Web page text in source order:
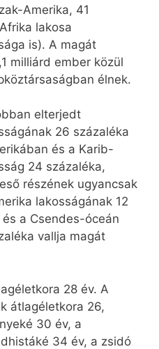
Amerika, 41
lakosa
is). A magát
milliárd ember közül
élnek.
elterjedt
26 százaléka
és a Karib-
24 százaléka,
részének ugyancsak
lakosságának 12
a Csendes-óceán
vallja magát
28 év. A
átlagéletkora 26,
30 év, a
34 év, a zsidó